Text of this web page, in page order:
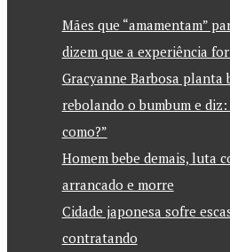
Mães que “amamentam”
dizem que a experiência
Gracyanne Barbosa planta
rebolando o bumbum e
como?”
Homem bebe demais, luta
arrancado e morre
Cidade japonesa sofre
contratando